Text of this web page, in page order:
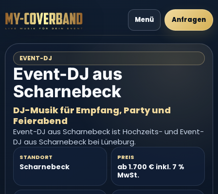
Menü Anfragen
EVENT-DJ
Event-DJ aus
Scharnebeck
DJ-Musik für Empfang, Party und
Feierabend
Event-DJ aus Scharnebeck ist Hochzeits- und Event-
DJ aus Scharnebeck bei Lüneburg.
STANDORT
Scharnebeck
PREIS
ab 1.700 € inkl. 7 %
MwSt.